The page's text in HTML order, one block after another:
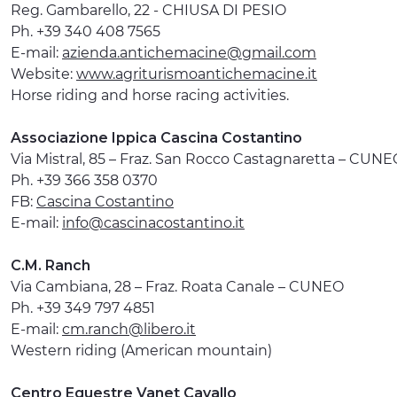
Reg. Gambarello, 22 - CHIUSA DI PESIO
Ph. +39 340 408 7565
E-mail: azienda.antichemacine@gmail.com
Website: www.agriturismoantichemacine.it
Horse riding and horse racing activities.
Associazione Ippica Cascina Costantino
Via Mistral, 85 – Fraz. San Rocco Castagnaretta –
Ph. +39 366 358 0370
FB: Cascina Costantino
E-mail: info@cascinacostantino.it
C.M. Ranch
Via Cambiana, 28 – Fraz. Roata Canale – CUNEO
Ph. +39 349 797 4851
E-mail: cm.ranch@libero.it
Western riding (American mountain)
Centro Equestre Vanet Cavallo